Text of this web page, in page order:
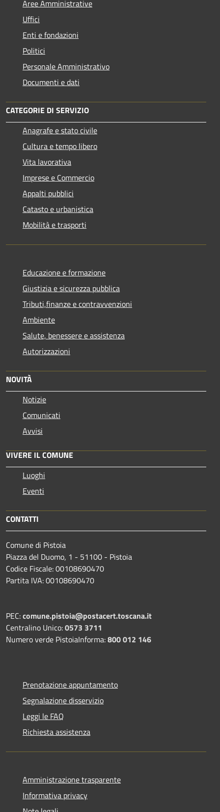
Aree Amministrative
Uffici
Enti e fondazioni
Politici
Personale Amministrativo
Documenti e dati
CATEGORIE DI SERVIZIO
Anagrafe e stato civile
Cultura e tempo libero
Vita lavorativa
Imprese e Commercio
Appalti pubblici
Catasto e urbanistica
Mobilità e trasporti
Educazione e formazione
Giustizia e sicurezza pubblica
Tributi,finanze e contravvenzioni
Ambiente
Salute, benessere e assistenza
Autorizzazioni
NOVITÀ
Notizie
Comunicati
Avvisi
VIVERE IL COMUNE
Luoghi
Eventi
CONTATTI
Comune di Pistoia
Piazza del Duomo, 1 - 51100 - Pistoia
Codice Fiscale: 00108690470
Partita IVA: 00108690470
PEC:comune.pistoia@postacert.toscana.it
Centralino Unico:0573 3711
Numero verde PistoiaInforma:800 012 146
Prenotazione appuntamento
Segnalazione disservizio
Leggi le FAQ
Richiesta assistenza
Amministrazione trasparente
Informativa privacy